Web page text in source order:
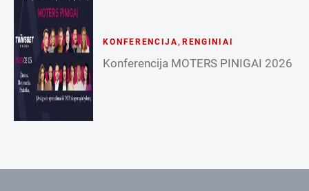
KONFERENCIJA, RENGINIAI
Konferencija MOTERS PINIGAI 2026